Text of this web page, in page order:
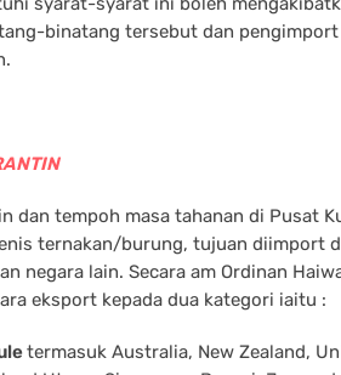
binatang tersebut dan
dan tempoh masa tahanan di Pusat
ternakan/burung, tujuan diimport
negara lain. Secara am Ordinan
eksport kepada dua kategori iaitu :
termasuk Australia, New Zealand,